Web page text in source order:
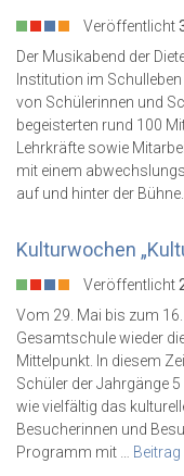
Veröffentlicht
Der Musikabend der
Institution im
von Schülerinnen und
begeisterten rund 100
Lehrkräfte sowie
mit einem
auf und hinter der
Kulturwochen
Veröffentlicht
Vom 29. Mai bis zum
Gesamtschule wieder
Mittelpunkt. In diesem
Schüler der Jahrgänge
wie vielfältig das
Besucherinnen und
Programm mit … Beitrag